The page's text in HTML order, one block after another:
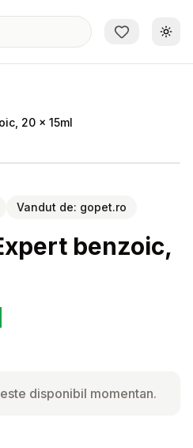
20 x 15ml
Vandut de: gopet.ro
benzoic,
disponibil momentan.